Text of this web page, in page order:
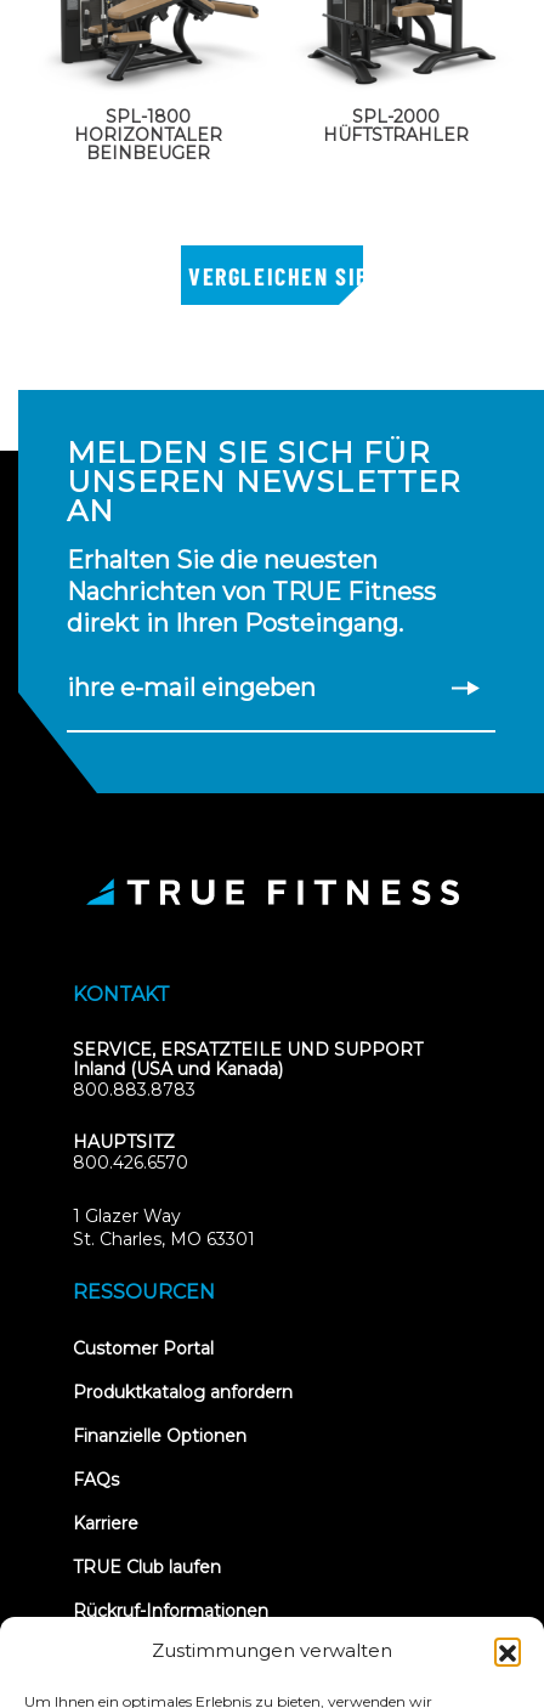
Zustimmungen verwalten
Um Ihnen ein optimales Erlebnis zu bieten, verwenden wir
SPL-1800
HORIZONTALER
BEINBEUGER
SPL-2000
HÜFTSTRAHLER
MELDEN SIE SICH FÜR
UNSEREN NEWSLETTER
AN
Erhalten Sie die neuesten
Nachrichten von TRUE Fitness
direkt in Ihren Posteingang.
ihre e-mail eingeben
KONTAKT
SERVICE, ERSATZTEILE UND SUPPORT
Inland (USA und Kanada)
800.883.8783
HAUPTSITZ
800.426.6570
1 Glazer Way
St. Charles, MO 63301
RESSOURCEN
Customer Portal(opens
new
Produktkatalog anfordern
Finanzielle Optionen
FAQs
Karriere
TRUE Club laufen
Rückruf-Informationen